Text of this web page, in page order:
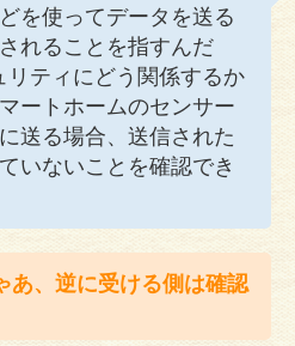
を使ってデータを送る
れることを指すんだ
リティにどう関係するか
ートホームのセンサー
送る場合、送信された
いないことを確認でき
あ、逆に受ける側は確認